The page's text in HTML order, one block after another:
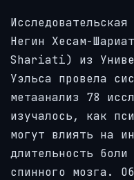
Негин Хесам-
Shariati) из
Уэльса провела
метаанализ 78
изучалось, как
могут влиять на
длительность
спинного мозга.